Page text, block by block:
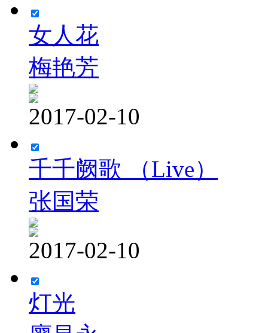
女人花
梅艳芳
2017-02-10
千千阙歌 （Live）
张国荣
2017-02-10
灯光